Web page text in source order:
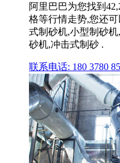
阿里巴巴为您找到
格等行情走势,您还
式制砂机,小型制砂
砂机,冲击式制砂 .
联系电话: 180 3780